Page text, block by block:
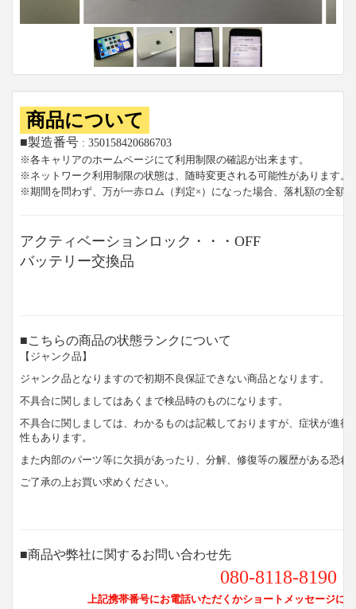
商品について
■製造番号 : 350158420686703
※各キャリアのホームページにて利用制限の確認が出来ます。
※ネットワーク利用制限の状態は、随時変更される可能性があります。
※期間を問わず、万が一赤ロム（判定×）になった場合、落札額の全額
アクティベーションロック・・・OFF
バッテリー交換品
■こちらの商品の状態ランクについて
【ジャンク品】
ジャンク品となりますので初期不良保証できない商品となります。
不具合に関しましてはあくまで検品時のものになります。
不具合に関しましては、わかるものは記載しておりますが、症状が進
性もあります。
また内部のパーツ等に欠損があったり、分解、修復等の履歴がある恐れ
ご了承の上お買い求めください。
■商品や弊社に関するお問い合わせ先
080-8118-8190
上記携帯番号にお電話いただくかショートメッセージに